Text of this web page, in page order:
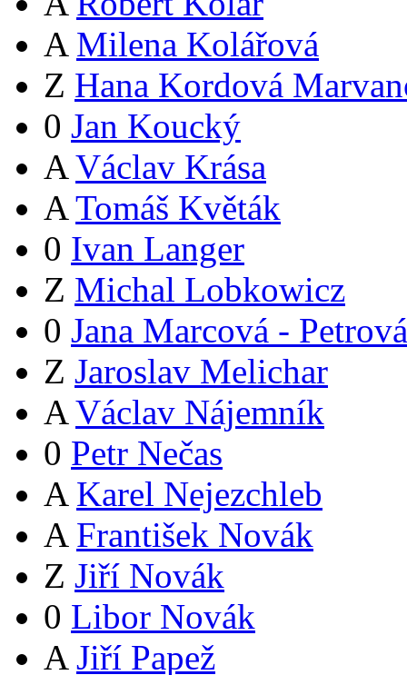
A Milena Kolářová
Z Hana Kordová
0 Jan Koucký
A Václav Krása
A Tomáš Květák
0 Ivan Langer
Z Michal Lobkowicz
0 Jana Marcová - Petrová
Z Jaroslav Melichar
A Václav Nájemník
0 Petr Nečas
A Karel Nejezchleb
A František Novák
Z Jiří Novák
0 Libor Novák
A Jiří Papež